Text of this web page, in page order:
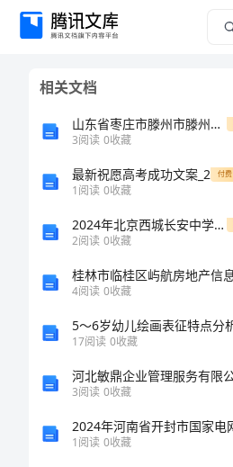
解
相关文档
山东省枣庄市滕州市滕州市第一中学2024年高一上学期期末生物综合检测试卷解析版
3阅读 0收藏
最新祝愿高考成功文案_2 付费
1阅读 0收藏
2024年北京西城长安中学高一生物上册期末预测试题含解析
2阅读 0收藏
4阅读 0收藏
17阅读 0收藏
3阅读 0收藏
1阅读 0收藏